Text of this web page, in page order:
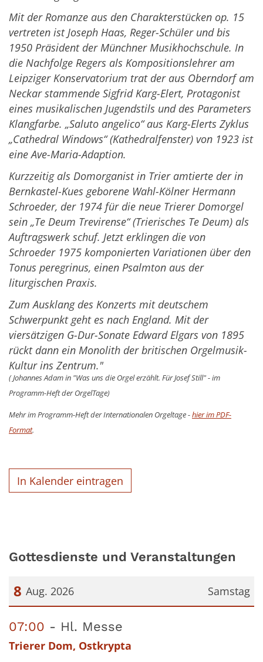
Mit der Romanze aus den Charakterstücken op. 15
vertreten ist Joseph Haas, Reger-Schüler und bis
1950 Präsident der Münchner Musikhochschule. In
die Nachfolge Regers als Kompositionslehrer am
Leipziger Konservatorium trat der aus Oberndorf am
Neckar stammende Sigfrid Karg-Elert, Protagonist
eines musikalischen Jugendstils und des Parameters
Klangfarbe. „Saluto angelico“ aus Karg-Elerts Zyklus
„Cathedral Windows“ (Kathedralfenster) von 1923 ist
eine Ave-Maria-Adaption.
Kurzzeitig als Domorganist in Trier amtierte der in
Bernkastel-Kues geborene Wahl-Kölner Hermann
Schroeder, der 1974 für die neue Trierer Domorgel
sein „Te Deum Trevirense“ (Trierisches Te Deum) als
Auftragswerk schuf. Jetzt erklingen die von
Schroeder 1975 komponierten Variationen über den
Tonus peregrinus, einen Psalmton aus der
liturgischen Praxis.
Zum Ausklang des Konzerts mit deutschem
Schwerpunkt geht es nach England. Mit der
viersätzigen G-Dur-Sonate Edward Elgars von 1895
rückt dann ein Monolith der britischen Orgelmusik-
Kultur ins Zentrum."
( Johannes Adam in "Was uns die Orgel erzählt. Für Josef Still" - im
Programm-Heft der OrgelTage)
Mehr im Programm-Heft der Internationalen Orgeltage -hier im PDF-
Format.
In Kalender eintragen
Gottesdienste und Veranstaltungen
Samstag
8 Aug. 2026
07:00 Hl. Messe
Trierer Dom, Ostkrypta